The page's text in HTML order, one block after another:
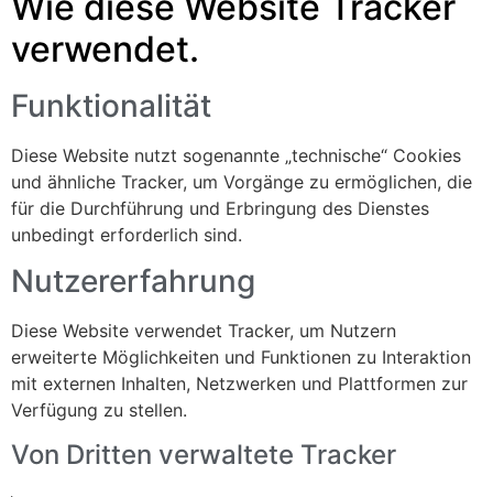
verwendet.
Funktionalität
Diese Website nutzt sogenannte „technische“ Cookies
und ähnliche Tracker, um Vorgänge zu ermöglichen, die
für die Durchführung und Erbringung des Dienstes
unbedingt erforderlich sind.
Nutzererfahrung
Diese Website verwendet Tracker, um Nutzern
erweiterte Möglichkeiten und Funktionen zu Interaktion
mit externen Inhalten, Netzwerken und Plattformen zur
Verfügung zu stellen.
Von Dritten verwaltete Tracker